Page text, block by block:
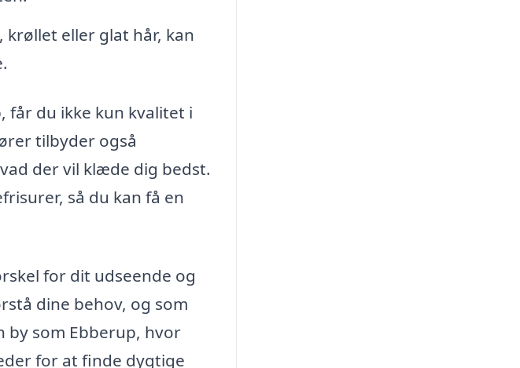
eller glat hår, kan
får du ikke kun kvalitet i
tilbyder også
der vil klæde dig bedst.
så du kan få en
for dit udseende og
dine behov, og som
by som Ebberup, hvor
for at finde dygtige